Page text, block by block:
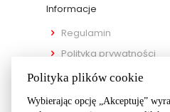
Informacje
Regulamin
Polityka prywatności
Metody płatności
Metody dostawy
Polityka plików cookie
Wybierając opcję „Akceptuję”